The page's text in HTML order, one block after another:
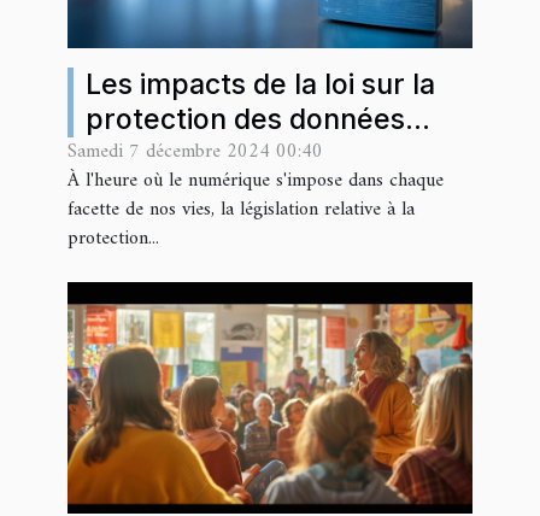
Les impacts de la loi sur la
protection des données
personnelles en milieu
professionnel
Samedi 7 décembre 2024 00:40
À l'heure où le numérique s'impose dans chaque
facette de nos vies, la législation relative à la
protection...